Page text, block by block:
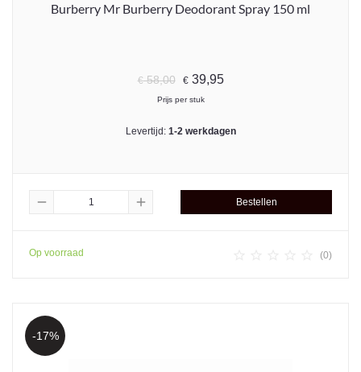
Burberry Mr Burberry Deodorant Spray 150 ml
€58,00 €39,95
Prijs per stuk
Levertijd: 1-2 werkdagen
remove add Bestellen
Op voorraad (0)
-17%